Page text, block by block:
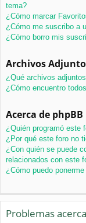
tema?
¿Cómo marcar
¿Cómo me suscribo a
¿Cómo borro mis
Archivos
¿Qué archivos
¿Cómo encuentro
Acerca de phpBB
¿Quién programó este
¿Por qué este foro no
¿Con quién se puede
relacionados con este
¿Cómo puedo
Problemas